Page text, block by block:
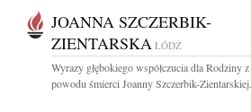
JOANNA SZCZERBIK-
ZIENTARSKA ŁÓDŹ
Wyrazy głębokiego współczucia dla Rodziny z
powodu śmierci Joanny Szczerbik-